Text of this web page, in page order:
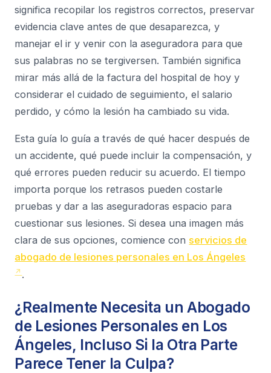
significa recopilar los registros correctos, preservar
evidencia clave antes de que desaparezca, y
manejar el ir y venir con la aseguradora para que
sus palabras no se tergiversen. También significa
mirar más allá de la factura del hospital de hoy y
considerar el cuidado de seguimiento, el salario
perdido, y cómo la lesión ha cambiado su vida.
Esta guía lo guía a través de qué hacer después de
un accidente, qué puede incluir la compensación, y
qué errores pueden reducir su acuerdo. El tiempo
importa porque los retrasos pueden costarle
pruebas y dar a las aseguradoras espacio para
cuestionar sus lesiones. Si desea una imagen más
clara de sus opciones, comience con servicios de
abogado de lesiones personales en Los Ángeles
.
¿Realmente Necesita un Abogado
de Lesiones Personales en Los
Ángeles, Incluso Si la Otra Parte
Parece Tener la Culpa?